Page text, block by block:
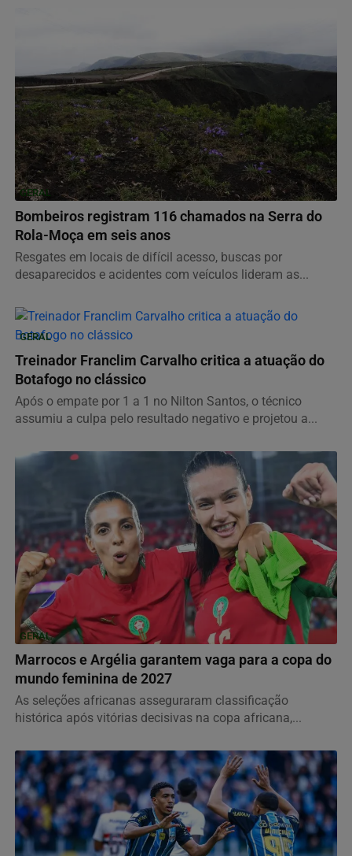
GERAL
Bombeiros registram 116 chamados na Serra do
Rola-Moça em seis anos
Resgates em locais de difícil acesso, buscas por
desaparecidos e acidentes com veículos lideram as...
GERAL
Treinador Franclim Carvalho critica a atuação do
Botafogo no clássico
Após o empate por 1 a 1 no Nilton Santos, o técnico
assumiu a culpa pelo resultado negativo e projetou a...
GERAL
Marrocos e Argélia garantem vaga para a copa do
mundo feminina de 2027
As seleções africanas asseguraram classificação
histórica após vitórias decisivas na copa africana,...